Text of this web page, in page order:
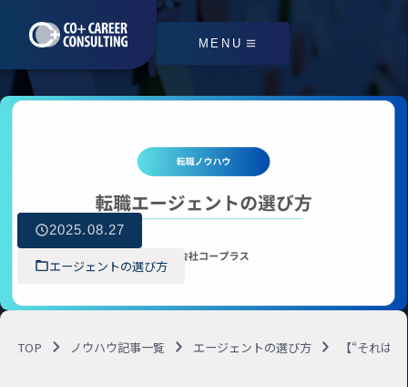
MENU
2025.08.27
エージェントの選び方
TOP ノウハウ記事一覧 エージェントの選び方 【“それは